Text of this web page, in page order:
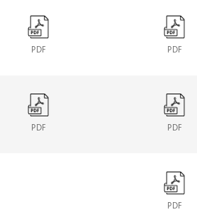
PDF PDF
PDF PDF
PDF